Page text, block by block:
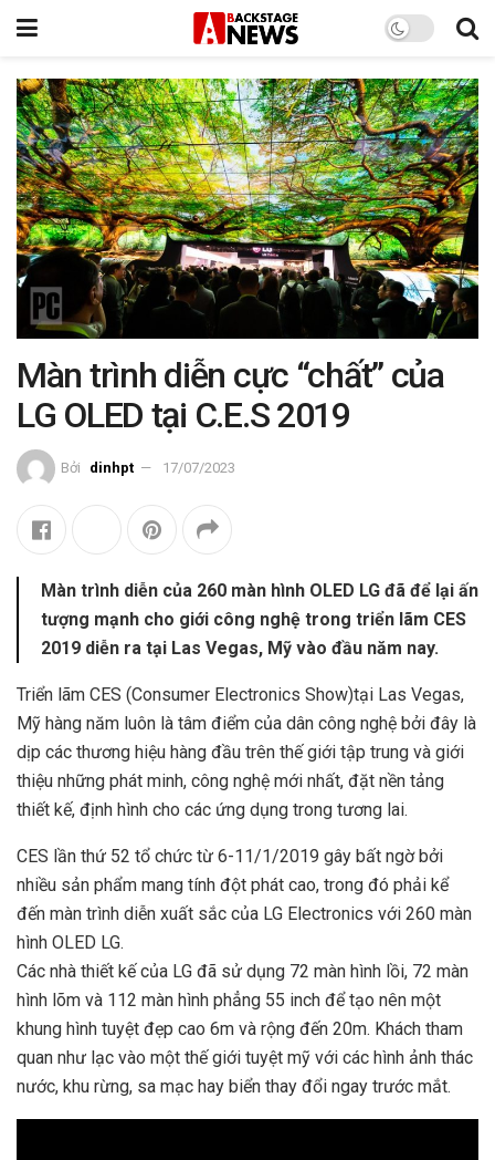
Màn trình diễn cực “chất” của
LG OLED tại C.E.S 2019
Bởi dinhpt 17/07/2023
Màn trình diễn của 260 màn hình OLED LG đã để lại ấn
tượng mạnh cho giới công nghệ trong triển lãm CES
2019 diễn ra tại Las Vegas, Mỹ vào đầu năm nay.
Triển lãm CES (Consumer Electronics Show)tại Las Vegas,
Mỹ hàng năm luôn là tâm điểm của dân công nghệ bởi đây là
dịp các thương hiệu hàng đầu trên thế giới tập trung và giới
thiệu những phát minh, công nghệ mới nhất, đặt nền tảng
thiết kế, định hình cho các ứng dụng trong tương lai.
CES lần thứ 52 tổ chức từ 6-11/1/2019 gây bất ngờ bởi
nhiều sản phẩm mang tính đột phát cao, trong đó phải kể
đến màn trình diễn xuất sắc của LG Electronics với 260 màn
hình OLED LG.
Các nhà thiết kế của LG đã sử dụng 72 màn hình lồi, 72 màn
hình lõm và 112 màn hình phẳng 55 inch để tạo nên một
khung hình tuyệt đẹp cao 6m và rộng đến 20m. Khách tham
quan như lạc vào một thế giới tuyệt mỹ với các hình ảnh thác
nước, khu rừng, sa mạc hay biển thay đổi ngay trước mắt.